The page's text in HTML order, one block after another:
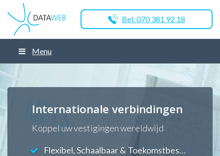
Bel: 070 381 92 18
Menu
Internationale verbindingen
Koppel uw vestigingen wereldwijd
Flexibel, Schaalbaar & Toekomstbestendig